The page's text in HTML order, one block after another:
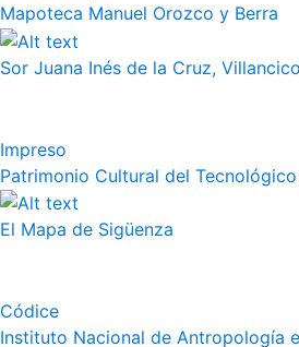
Mapoteca Manuel Orozco y Berra
Sor Juana Inés de la Cruz,
Impreso
Patrimonio Cultural del
El Mapa de Sigüenza
Códice
Instituto Nacional de Antropología